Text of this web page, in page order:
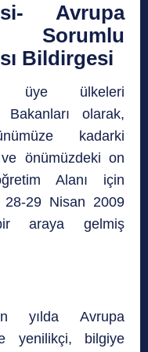
Avrupa
Sorumlu
Bildirgesi​
üye ülkeleri
Bakanları olarak,
kadarki
önümüzdeki on
Alanı için
28-29 Nisan 2009
araya gelmiş
yılda Avrupa
yenilikçi, bilgiye